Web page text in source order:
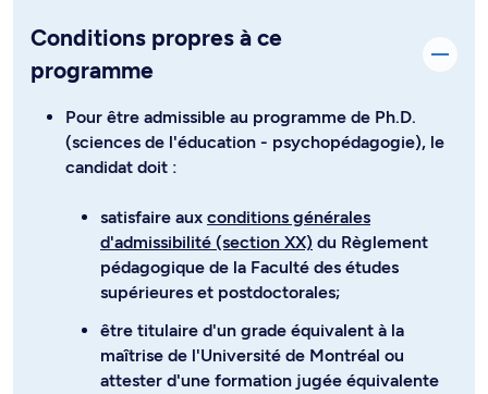
Conditions propres à ce
programme
Pour être admissible au programme de Ph.D.
(sciences de l'éducation - psychopédagogie), le
candidat doit :
satisfaire aux conditions générales
d'admissibilité (section XX) du Règlement
pédagogique de la Faculté des études
supérieures et postdoctorales;
être titulaire d'un grade équivalent à la
maîtrise de l'Université de Montréal ou
attester d'une formation jugée équivalente